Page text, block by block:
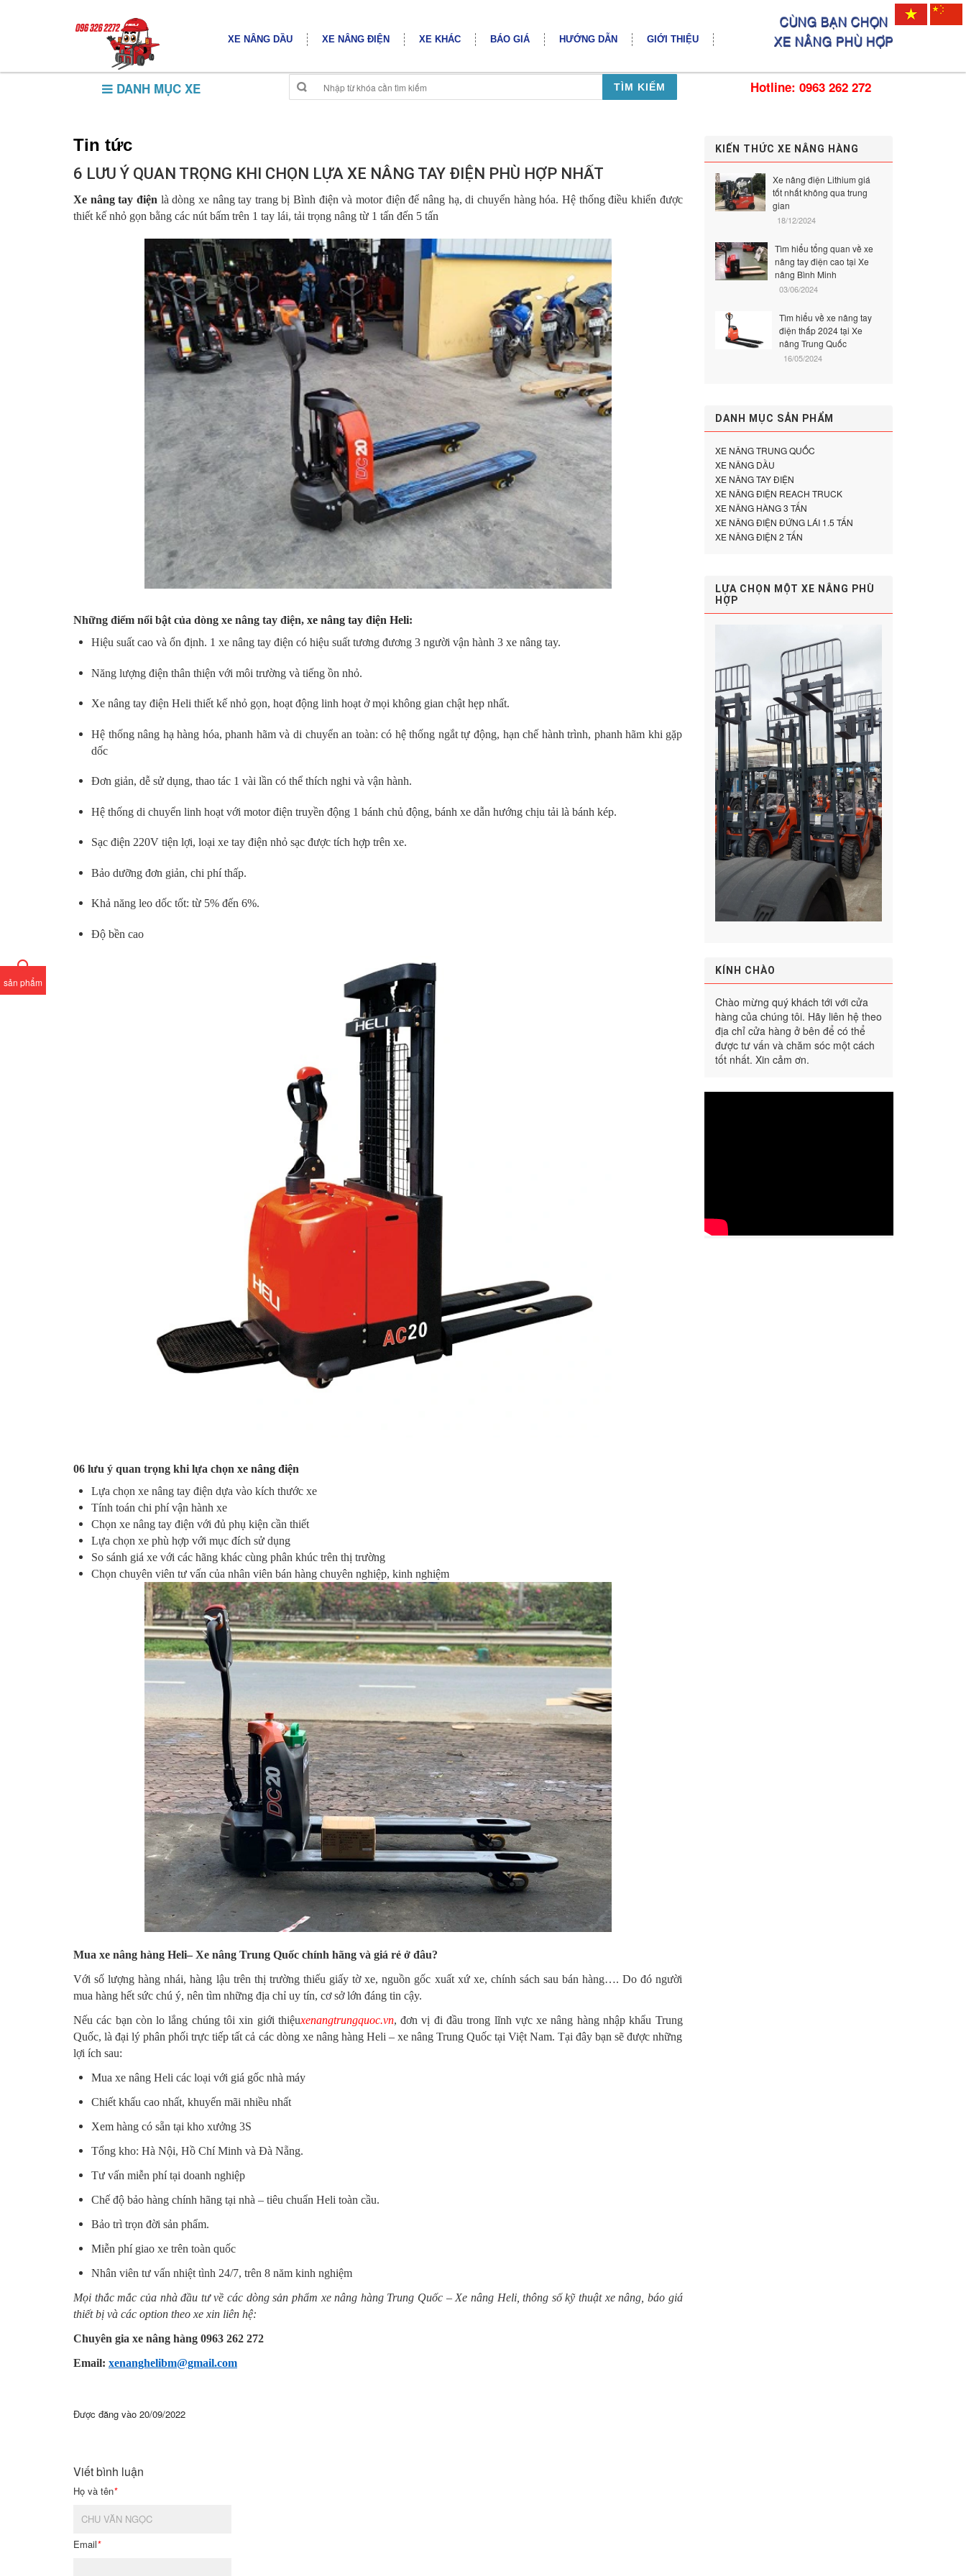
XE NÂNG DẦU XE NÂNG ĐIỆN XE KHÁC BÁO GIÁ HƯỚNG DẪN GIỚI THIỆU
DANH MỤC XE TÌM KIẾM Hotline: 0963 262 272
sản phẩm
Tin tức
6 LƯU Ý QUAN TRỌNG KHI CHỌN LỰA XE NÂNG TAY ĐIỆN PHÙ HỢP NHẤT
Xe nâng tay điện là dòng xe nâng tay trang bị Bình điện và motor điện để nâng hạ, di chuyển hàng hóa. Hệ thống điều khiển được
thiết kế nhỏ gọn bằng các nút bấm trên 1 tay lái, tải trọng nâng từ 1 tấn đến 5 tấn
Những điểm nổi bật của dòng xe nâng tay điện, xe nâng tay điện Heli:
Hiệu suất cao và ổn định. 1 xe nâng tay điện có hiệu suất tương đương 3 người vận hành 3 xe nâng tay.
Năng lượng điện thân thiện với môi trường và tiếng ồn nhỏ.
Xe nâng tay điện Heli thiết kế nhỏ gọn, hoạt động linh hoạt ở mọi không gian chật hẹp nhất.
Hệ thống nâng hạ hàng hóa, phanh hãm và di chuyển an toàn: có hệ thống ngắt tự động, hạn chế hành trình, phanh hãm khi gặp
dốc
Đơn giản, dễ sử dụng, thao tác 1 vài lần có thể thích nghi và vận hành.
Hệ thống di chuyển linh hoạt với motor điện truyền động 1 bánh chủ động, bánh xe dẫn hướng chịu tải là bánh kép.
Sạc điện 220V tiện lợi, loại xe tay điện nhỏ sạc được tích hợp trên xe.
Bảo dưỡng đơn giản, chi phí thấp.
Khả năng leo dốc tốt: từ 5% đến 6%.
Độ bền cao
06 lưu ý quan trọng khi lựa chọn xe nâng điện
Lựa chọn xe nâng tay điện dựa vào kích thước xe
Tính toán chi phí vận hành xe
Chọn xe nâng tay điện với đủ phụ kiện cần thiết
Lựa chọn xe phù hợp với mục đích sử dụng
So sánh giá xe với các hãng khác cùng phân khúc trên thị trường
Chọn chuyên viên tư vấn của nhân viên bán hàng chuyên nghiệp, kinh nghiệm
Mua xe nâng hàng Heli– Xe nâng Trung Quốc chính hãng và giá rẻ ở đâu?
Với số lượng hàng nhái, hàng lậu trên thị trường thiếu giấy tờ xe, nguồn gốc xuất xứ xe, chính sách sau bán hàng…. Do đó người
mua hàng hết sức chú ý, nên tìm những địa chỉ uy tín, cơ sở lớn đáng tin cậy.
Nếu các bạn còn lo lắng chúng tôi xin giới thiệuxenangtrungquoc.vn, đơn vị đi đầu trong lĩnh vực xe nâng hàng nhập khẩu Trung
Quốc, là đại lý phân phối trực tiếp tất cả các dòng xe nâng hàng Heli – xe nâng Trung Quốc tại Việt Nam. Tại đây bạn sẽ được những
lợi ích sau:
Mua xe nâng Heli các loại với giá gốc nhà máy
Chiết khấu cao nhất, khuyến mãi nhiều nhất
Xem hàng có sẵn tại kho xưởng 3S
Tổng kho: Hà Nội, Hồ Chí Minh và Đà Nẵng.
Tư vấn miễn phí tại doanh nghiệp
Chế độ bảo hàng chính hãng tại nhà – tiêu chuẩn Heli toàn cầu.
Bảo trì trọn đời sản phẩm.
Miễn phí giao xe trên toàn quốc
Nhân viên tư vấn nhiệt tình 24/7, trên 8 năm kinh nghiệm
Mọi thắc mắc của nhà đầu tư về các dòng sản phẩm xe nâng hàng Trung Quốc – Xe nâng Heli, thông số kỹ thuật xe nâng, báo giá
thiết bị và các option theo xe xin liên hệ:
Chuyên gia xe nâng hàng 0963 262 272
Email: xenanghelibm@gmail.com
Được đăng vào 20/09/2022
Viết bình luận
Họ và tên*
Email*
KIẾN THỨC XE NÂNG HÀNG
Xe nâng điện Lithium giá
tốt nhất không qua trung
gian
18/12/2024
Tìm hiểu tổng quan về xe
nâng tay điện cao tại Xe
nâng Bình Minh
03/06/2024
Tìm hiểu về xe nâng tay
điện thấp 2024 tại Xe
nâng Trung Quốc
16/05/2024
DANH MỤC SẢN PHẨM
XE NÂNG TRUNG QUỐC
XE NÂNG DẦU
XE NÂNG TAY ĐIỆN
XE NÂNG ĐIỆN REACH TRUCK
XE NÂNG HÀNG 3 TẤN
XE NÂNG ĐIỆN ĐỨNG LÁI 1.5 TẤN
XE NÂNG ĐIỆN 2 TẤN
LỰA CHỌN MỘT XE NÂNG PHÙ
HỢP
KÍNH CHÀO
Chào mừng quý khách tới với cửa
hàng của chúng tôi. Hãy liên hệ theo
địa chỉ cửa hàng ở bên để có thể
được tư vấn và chăm sóc một cách
tốt nhất. Xin cảm ơn.